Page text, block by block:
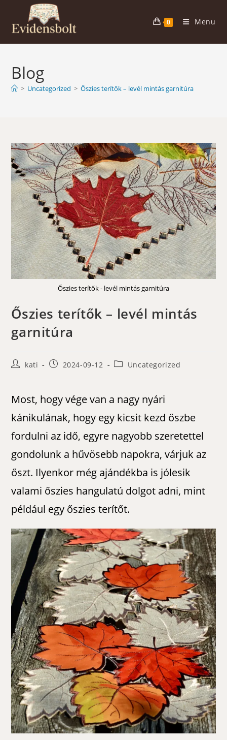
content
0 Menu
Blog
> Uncategorized > Őszies terítők – levél mintás garnitúra
Őszies terítők - levél mintás garnitúra
Őszies terítők – levél mintás
garnitúra
Postkati
Post2024-09-12
PostUncategorized
Most, hogy vége van a nagy nyári
kánikulának, hogy egy kicsit kezd őszbe
fordulni az idő, egyre nagyobb szeretettel
gondolunk a hűvösebb napokra, várjuk az
őszt. Ilyenkor még ajándékba is jólesik
valami őszies hangulatú dolgot adni, mint
például egy őszies terítőt.